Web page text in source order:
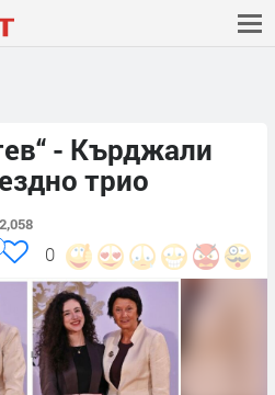
- Кърджали
трио
2,058
0